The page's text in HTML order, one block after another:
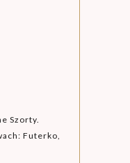
Szorty.
Futerko,